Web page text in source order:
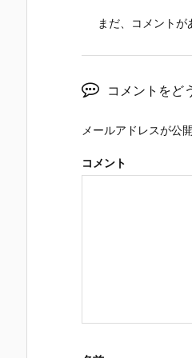
まだ、コメントが
コメントをど
メールアドレスが公
コメント